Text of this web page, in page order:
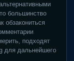
большинство
обзакониться
подходят
для дальнейшего